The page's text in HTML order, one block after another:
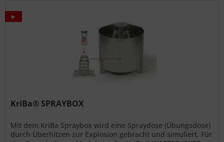
►
KriBa® SPRAYBOX
Mit dem KriBa Spraybox wird eine Spraydose (Übungsdose)
durch Überhitzen zur Explosion gebracht und simuliert. Für